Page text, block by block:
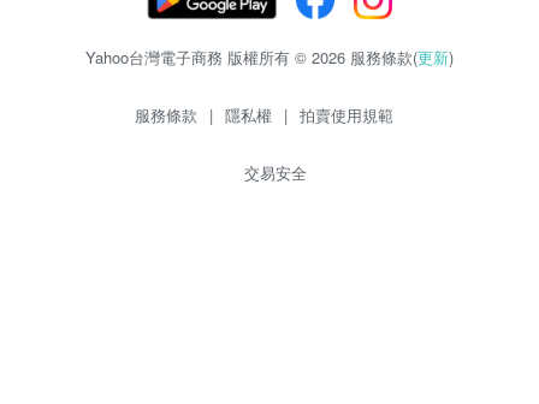
Yahoo台灣電子商務 版權所有 © 2026 服務條款(更新)
服務條款 | 隱私權 | 拍賣使用規範
交易安全